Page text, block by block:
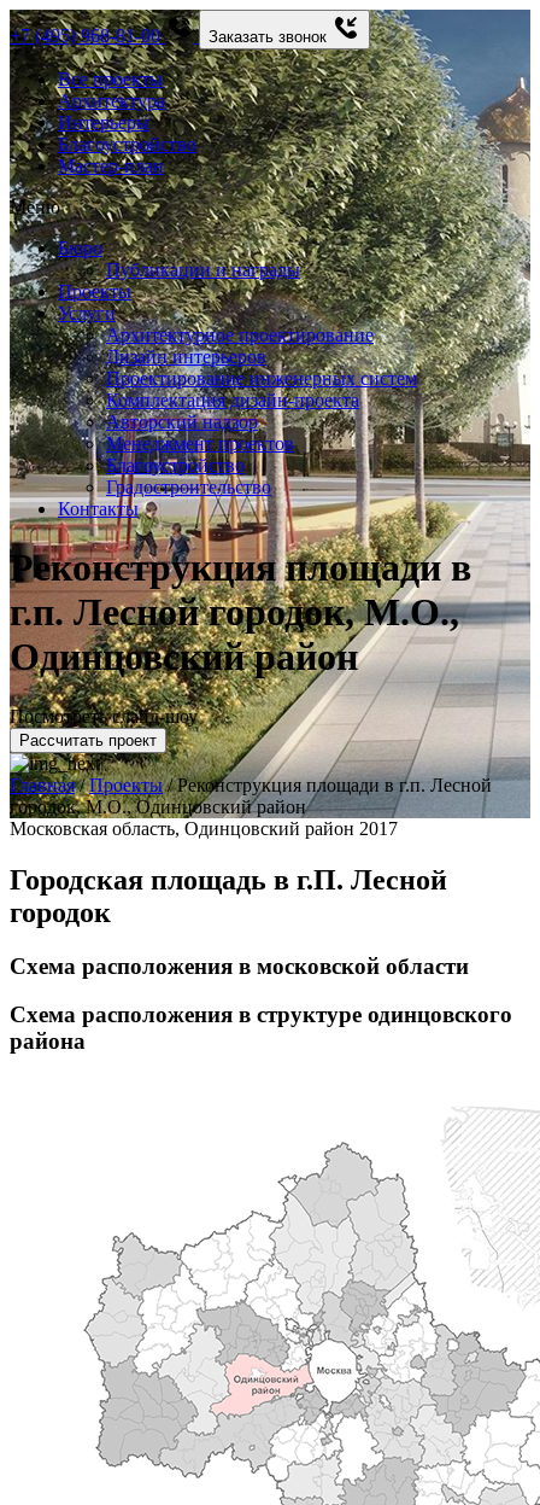
+7 (495) 968-81-00 Заказать звонок
Все проекты
Архитектура
Интерьеры
Благоустройство
Мастер-план
Меню
Бюро
Публикации и награды
Проекты
Услуги
Архитектурное проектирование
Дизайн интерьеров
Проектирование инженерных систем
Комплектация дизайн-проекта
Авторский надзор
Менеджмент проектов
Благоустройство
Градостроительство
Контакты
Реконструкция площади в
г.п. Лесной городок, М.О.,
Одинцовский район
Посмотреть слайд-шоу
Рассчитать проект
Главная /Проекты /Реконструкция площади в г.п. Лесной
городок, М.О., Одинцовский район
Московская область, Одинцовский район 2017
Городская площадь в г.П. Лесной
городок
Схема расположения в московской области
Схема расположения в структуре одинцовского
района